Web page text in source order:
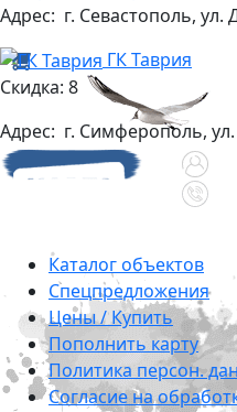
Адрес: г. Севастополь, ул.
ГК Таврия
Скидка: 8
Адрес: г. Симферополь,
Каталог объектов
Cпецпредложения
Цены / Купить
Пополнить карту
Политика персон.
Согласие на